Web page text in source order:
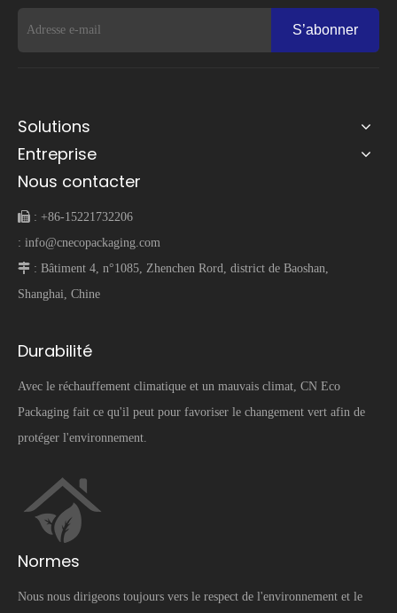
S’abonner
Solutions
Entreprise
Nous contacter
 : +86-15221732206
: info@cnecopackaging.com
 : Bâtiment 4, n°1085, Zhenchen Rord, district de Baoshan,
Shanghai, Chine
Durabilité
Avec le réchauffement climatique et un mauvais climat, CN Eco
Packaging fait ce qu'il peut pour favoriser le changement vert afin de
protéger l'environnement.
Normes
Nous nous dirigeons toujours vers le respect de l'environnement et le